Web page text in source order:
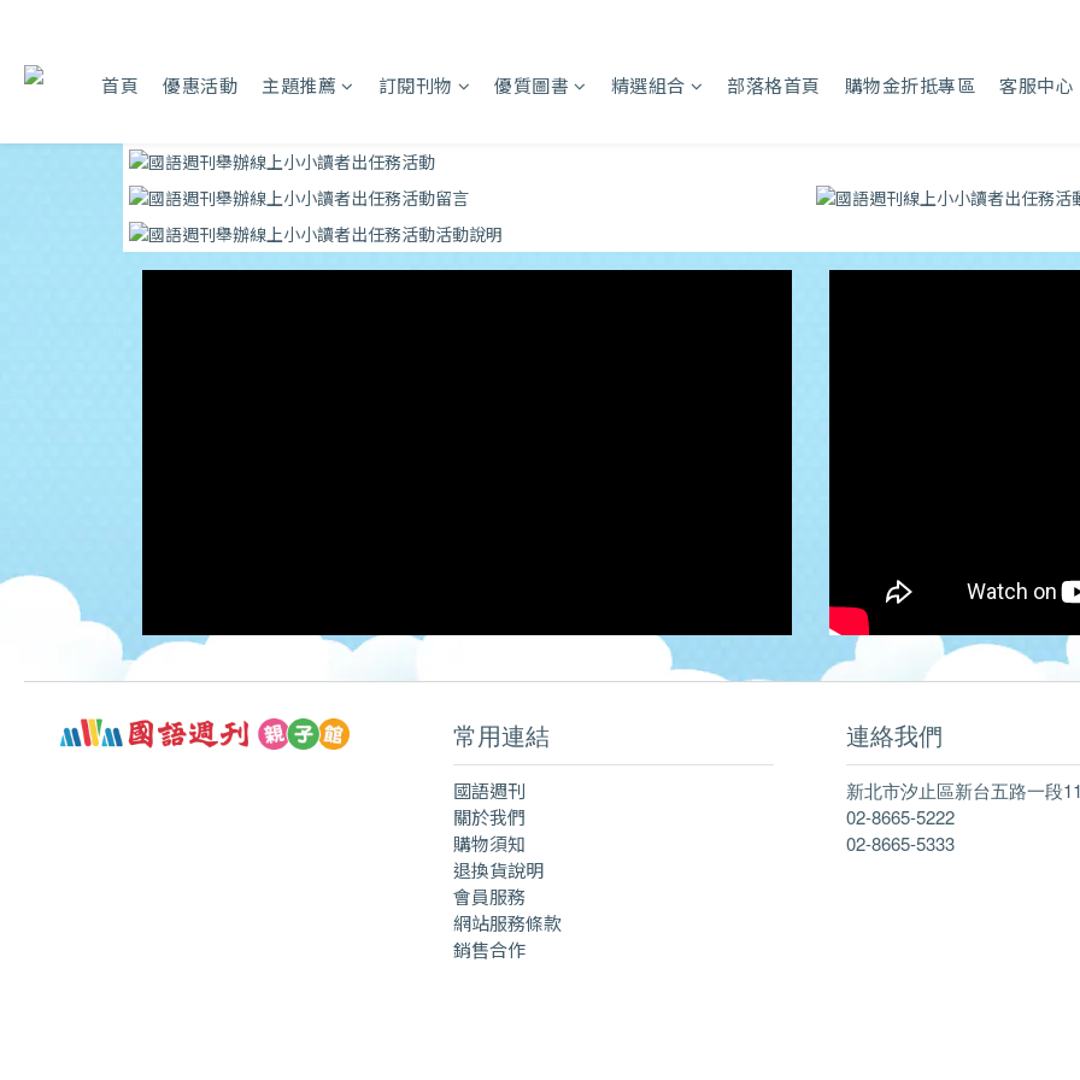
首頁 優惠活動 主題推薦 訂閱刊物 優質圖書 精選組合 部落格首頁 購物金折抵專區 客服中心
常用連結
國語週刊
關於我們
購物須知
退換貨說明
會員服務
網站服務條款
銷售合作
連絡我們
新北市汐止區新台五路一段
02-8665-5222
02-8665-5333